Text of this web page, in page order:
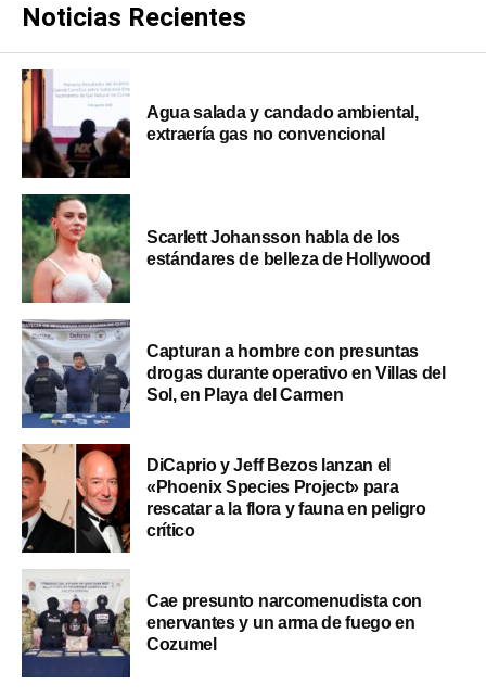
Noticias Recientes
Agua salada y candado ambiental,
extraería gas no convencional
Scarlett Johansson habla de los
estándares de belleza de Hollywood
Capturan a hombre con presuntas
drogas durante operativo en Villas del
Sol, en Playa del Carmen
DiCaprio y Jeff Bezos lanzan el
«Phoenix Species Project» para
rescatar a la flora y fauna en peligro
crítico
Cae presunto narcomenudista con
enervantes y un arma de fuego en
Cozumel